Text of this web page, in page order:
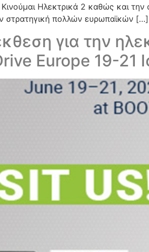
Ηλεκτρικά 2 καθώς και
στρατηγική πολλών ευρωπαϊκών […]
για την
Europe 19-21